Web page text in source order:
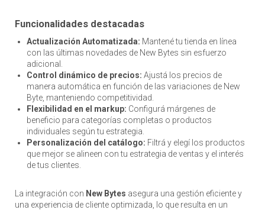
Funcionalidades destacadas
Actualización Automatizada: Mantené tu tienda en línea
con las últimas novedades de New Bytes sin esfuerzo
adicional.
Control dinámico de precios: Ajustá los precios de
manera automática en función de las variaciones de New
Byte, manteniendo competitividad.
Flexibilidad en el markup: Configurá márgenes de
beneficio para categorías completas o productos
individuales según tu estrategia.
Personalización del catálogo: Filtrá y elegí los productos
que mejor se alineen con tu estrategia de ventas y el interés
de tus clientes.
La integración con New Bytes asegura una gestión eficiente y
una experiencia de cliente optimizada, lo que resulta en un